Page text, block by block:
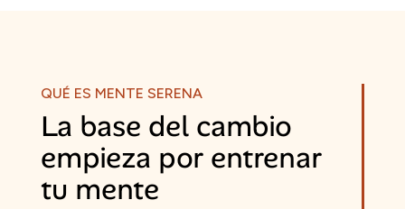
QUÉ ES MENTE SERENA
La base del cambio
empieza por entrenar
tu mente